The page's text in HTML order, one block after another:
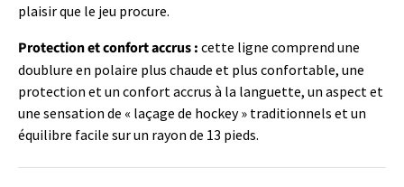
plaisir que le jeu procure.
Protection et confort accrus : cette ligne comprend une
doublure en polaire plus chaude et plus confortable, une
protection et un confort accrus à la languette, un aspect et
une sensation de « laçage de hockey » traditionnels et un
équilibre facile sur un rayon de 13 pieds.